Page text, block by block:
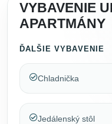
VYBAVENIE
APARTMÁNY
ĎALŠIE VYBAVENIE
Chladnička
Jedálenský stôl